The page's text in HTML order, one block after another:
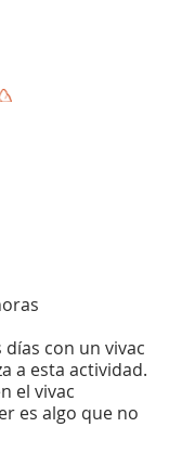
días con un vivac
a esta actividad.
el vivac
es algo que no